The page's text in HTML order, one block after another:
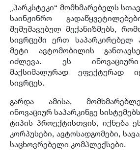
„პარკსტეკი“ მომხმარებელს
საინჟინრო
შემუშავებულ მექანიზმებს,
სივრცეში ერთ
მეტი ავტომობილის
იძლევა. ეს
მაქსიმალურად ეფექტურად
სივრცეს.
გარდა ამისა,
ინოვაციურ საპარკინგე
ტიპის პროექტისთვის, იქნება
კორპუსები, ავტოსადგომები,
საცხოვრებელი კომპლექსები.